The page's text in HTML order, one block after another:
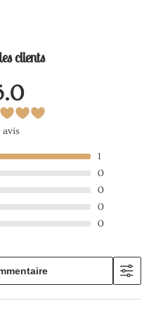
clients
avis
1
0
0
0
0